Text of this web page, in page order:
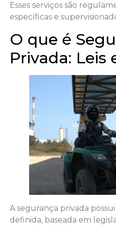
Esses serviços são
específicas e
O que é
Privada: Leis
A segurança privada
definida, baseada em